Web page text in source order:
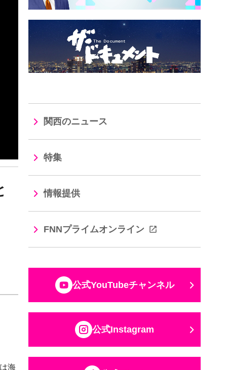
海
関西のニュース
特集
情報提供
FNNプライムオンライン
公式YouTubeチャンネル
公式Instagram